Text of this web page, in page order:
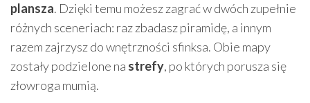
plansza. Dzięki temu możesz zagrać w dwóch zupełnie
różnych sceneriach: raz zbadasz piramidę, a innym
razem zajrzysz do wnętrzności sfinksa. Obie mapy
zostały podzielone na strefy, po których porusza się
złowroga mumią.